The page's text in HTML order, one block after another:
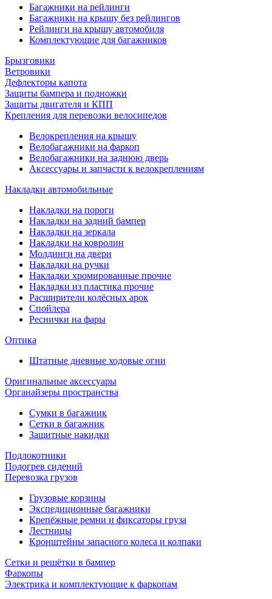
Багажники на рейлинги
Багажники на крышу без рейлингов
Рейлинги на крышу автомобиля
Комплектующие для багажников
Брызговики
Ветровики
Дефлекторы капота
Защиты бампера и подножки
Защиты двигателя и КПП
Крепления для перевозки велосипедов
Велокрепления на крышу
Велобагажники на фаркоп
Велобагажники на заднюю дверь
Аксессуары и запчасти к велокреплениям
Накладки автомобильные
Накладки на пороги
Накладки на задний бампер
Накладки на зеркала
Накладки на ковролин
Молдинги на двери
Накладки на ручки
Накладки хромированные прочие
Накладки из пластика прочие
Расширители колёсных арок
Спойлера
Реснички на фары
Оптика
Штатные дневные ходовые огни
Оригинальные аксессуары
Органайзеры пространства
Сумки в багажник
Сетки в багажник
Защитные накидки
Подлокотники
Подогрев сидений
Перевозка грузов
Грузовые корзины
Экспедиционные багажники
Крепёжные ремни и фиксаторы груза
Лестницы
Кронштейны запасного колеса и колпаки
Сетки и решётки в бампер
Фаркопы
Электрика и комплектующие к фаркопам